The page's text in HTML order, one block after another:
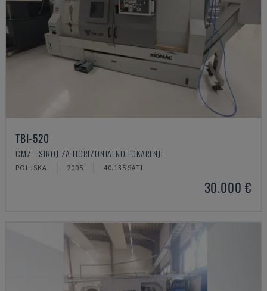
TBI-520
CMZ - STROJ ZA HORIZONTALNO TOKARENJE
POLJSKA 2005 40.135 SATI
30.000 €